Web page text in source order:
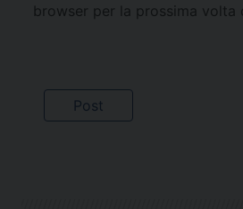
browser per la prossima volta